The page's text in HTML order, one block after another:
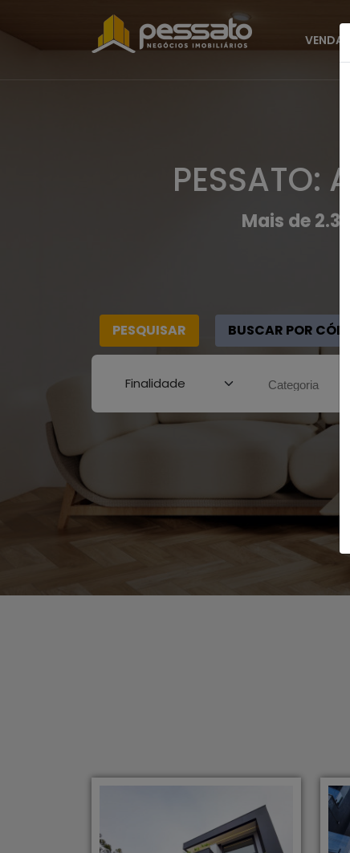
VENDAS
PESSATO:
Mais de
PESQUISAR BUSCAR POR